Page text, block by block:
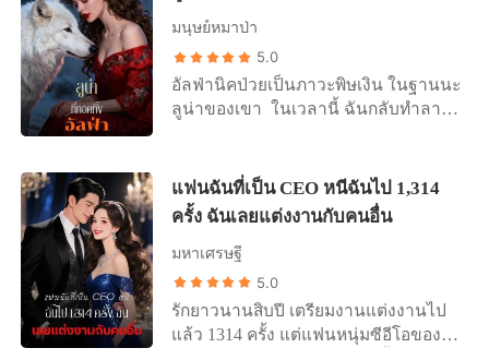
สารภาพ เมื่อเธอใส่ร้ายฉันอีกครั้งว่าผลัก
คนทั้งฝูงแล้วสั่งให้ฉันคุกเข่า ฉันไม่
เข้าใจว่าผู้ชายที่เคยปกป้องฉัน กลายมา
เป็นคนที่ทรมานฉันได้เจ็บปวดที่สุดได้
เมื่อคำสาปของเขากำเริบ เขาพยายาม
จะใช้กำลังกับฉัน แต่กลับกล่าวหาว่าฉัน
พอดี วันนั้น ฉันตัดสายสัมพันธ์ของเรา
และจากไปยังฝูงคู่แข่ง ที่ซึ่งเพื่อนสมัย
เด็กของฉัน—คู่แท้โอกาสที่สองของฉัน
—เพิ่งฟื้นจากอาการโคม่าที่ยาวนานถึง
ว่าเป็นลูกชายและทายาทของเขา จน
กระทั่งฉันพบคัมภีร์ม้วนนั้น หนึ่งปีก่อนที่
เขาจะเจอฉันด้วยซ้ำ เขาทำพิธีโลหิตเพื่อ
ทำให้ตัวเองเป็นหมัน เขาทำทั้งหมดนั่น
เพื่อผู้หญิงอีกคน เรื่องราวความรักที่ฉัน
ใครกันแน่ที่เป็นพ่อของลูกนอกคอกใน
ท้องฉัน พวกมันหัวเราะเยาะขณะที่ใช้
ร่างกายของฉันในคืนที่เหน็บหนาว เขา
โปะยาฉันแล้วปล่อยให้ศิรินยา คู่รักตัว
จริงของเขา เตะท้องที่นูนใหญ่ของฉัน
ไร้สติของฉันให้ลูกน้องเป็นรางวัล ความ
รักแห่งโชคชะตาของฉัน อนาคตที่เคย
มนุษย์หมาป่า
5.0
อัลฟ่านิคป่วยเป็นภาวะพิษเงิน ในฐานนะ
ลูน่าของเขา ในเวลานี้ ฉันกลับทำลาย
“ฉันขอปฏิเสธไม่ให้คุณเป็นคู่ครองของ
ฉันอีกต่อไป” หมาป่าของฉันส่งเสียง
คำรามด้วยความพอใจ แต่ดวงตาของ
นิคกลับแดงก่ำ คุกเข่าต่อหน้าฉันด้วย
ความเจ็บปวด “ติลลี่ ผมขอโทษ โทษผม
ที่โง่เลยล้มป่วยแบบนี้ ผมจะพยายามไม่
ให้ตัวเองดูน่าเกลียด จะไม่เพิ่มภาระให้
กับคุณ” “ผมยินดีถวายทุกอย่างให้กับคุณ
แฟนฉันที่เป็น CEO หนีฉันไป 1,314
ครั้ง ฉันเลยแต่งงานกับคนอื่น
มหาเศรษฐี
5.0
รักยาวนานสิบปี เตรียมงานแต่งงานไป
แล้ว 1314 ครั้ง แต่แฟนหนุ่มซีอีโอของ